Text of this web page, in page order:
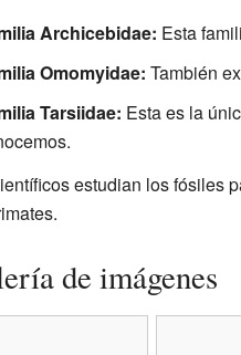
Archicebidae: Esta
Omomyidae: También
Tarsiidae: Esta es la
estudian los fósiles
de imágenes